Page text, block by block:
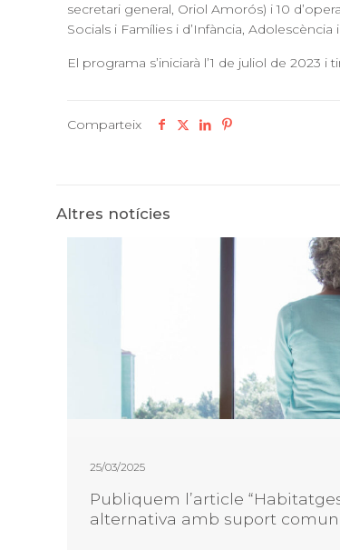
secretari general, Oriol Amorós) i 10
Socials i Famílies i d’Infància,
El programa s’iniciarà l’1 de juliol de 2023
Comparteix
Altres notícies
25/03/2025
Publiquem l’article
alternativa amb suport